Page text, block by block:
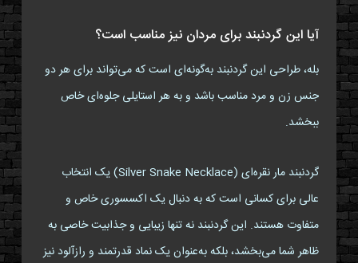
آیا این گردنبند برای مردان نیز مناسب است؟
بله، طراحی این گردنبند به‌گونه‌ای است که می‌تواند برای هر دو
جنس زن و مرد مناسب باشد و به هر استایلی جلوه‌ای خاص
ببخشد.
گردنبند مار نقره‌ای (Silver Snake Necklace) یک انتخاب
عالی برای کسانی است که به دنبال یک اکسسوری خاص و
متفاوت هستند. این گردنبند نه تنها زیبایی و جذابیت خاصی به
ظاهر شما می‌بخشد، بلکه به‌عنوان یک نماد قدرتمند و رازآلود نیز